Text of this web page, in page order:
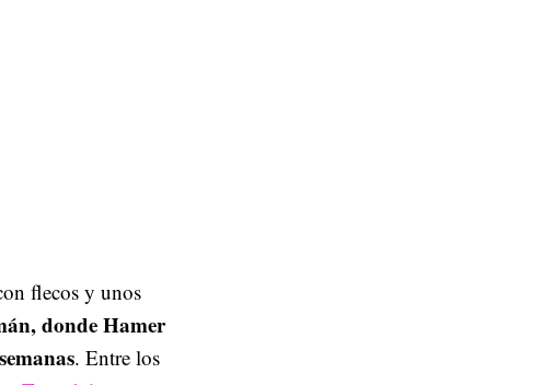
flecos y unos
donde Hamer
. Entre los